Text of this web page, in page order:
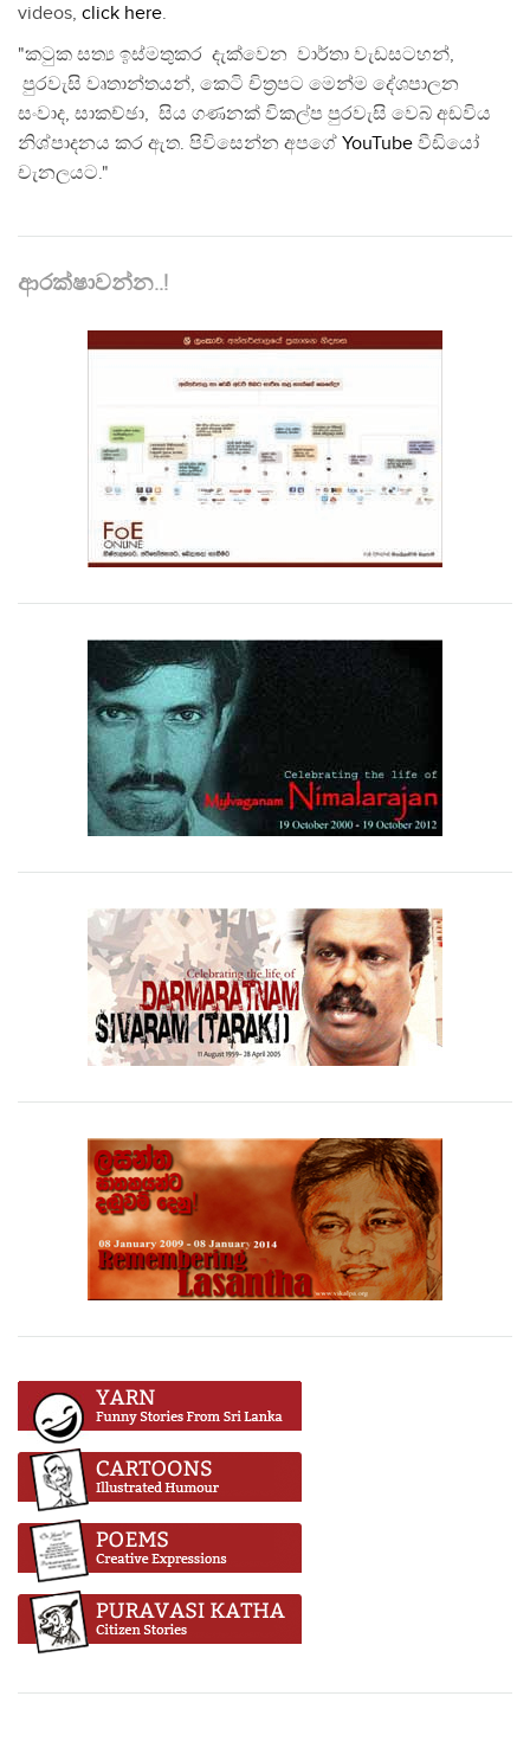
videos, click here.
"කටුක සත්‍ය ඉස්මතුකර දැක්වෙන වාර්තා වැඩසටහන්,
පුරවැසි වෘතාන්තයන්, කෙටි චිත්‍රපට මෙන්ම දේශපාලන
සංවාද, සාකච්ඡා, සිය ගණනක් විකල්ප පුරවැසි වෙබ් අඩවිය
නිශ්පාදනය කර ඇත. පිවිසෙන්න අපගේ YouTube වීඩියෝ
චැනලයට."
ආරක්ෂාවන්න..!